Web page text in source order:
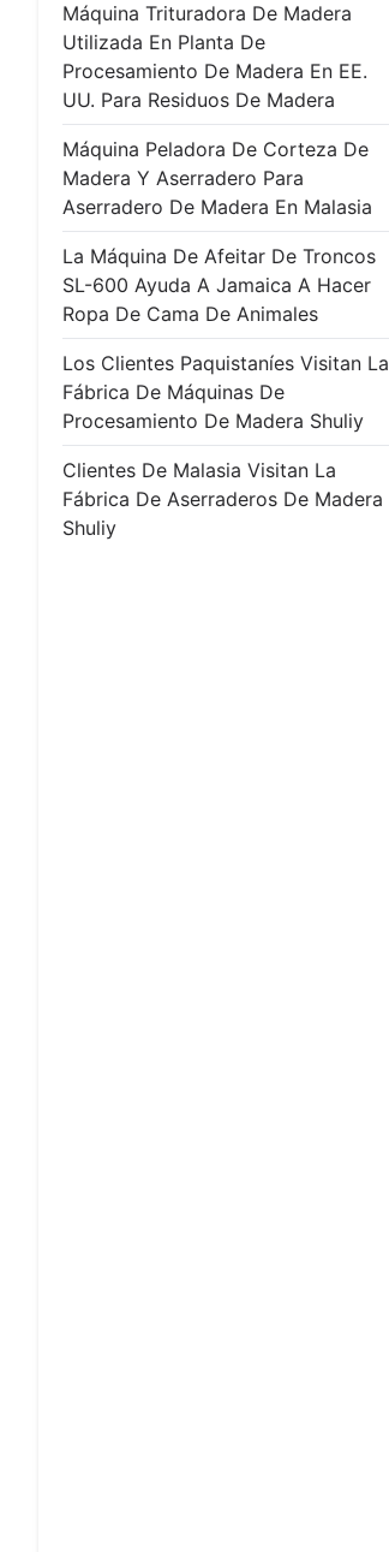
Máquina Trituradora De Madera
Utilizada En Planta De
Procesamiento De Madera En EE.
UU. Para Residuos De Madera
Máquina Peladora De Corteza De
Madera Y Aserradero Para
Aserradero De Madera En Malasia
La Máquina De Afeitar De Troncos
SL-600 Ayuda A Jamaica A Hacer
Ropa De Cama De Animales
Los Clientes Paquistaníes Visitan La
Fábrica De Máquinas De
Procesamiento De Madera Shuliy
Clientes De Malasia Visitan La
Fábrica De Aserraderos De Madera
Shuliy